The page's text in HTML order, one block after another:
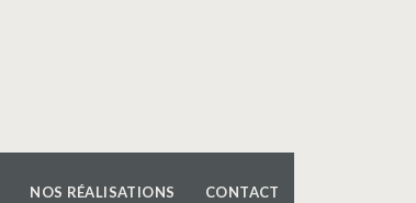
NOS RÉALISATIONS CONTACT